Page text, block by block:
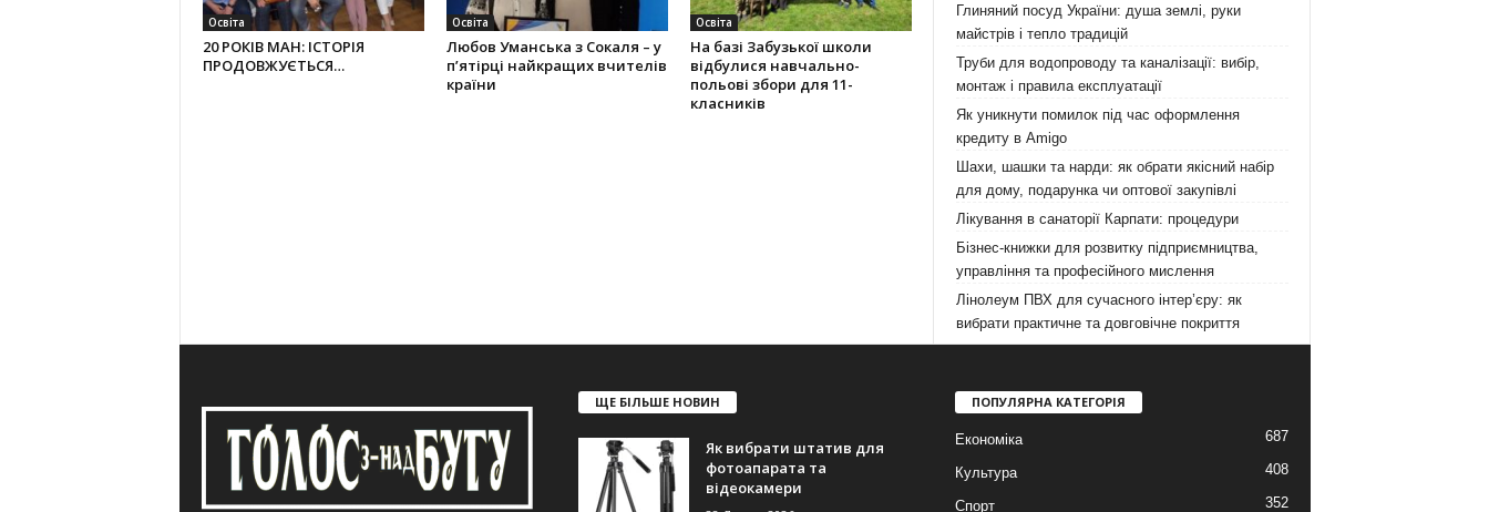
Освіта
20 РОКІВ МАН: ІСТОРІЯ
ПРОДОВЖУЄТЬСЯ…
Освіта
Любов Уман­ська з Сокаля – у
п’ятірці найкращих вчителів
країни
Освіта
На базі Забузької школи
відбулися навчально-
польові збори для 11-
класників
Глиняний посуд України: душа землі, руки
майстрів і тепло традицій
Труби для водопроводу та каналізації: вибір,
монтаж і правила експлуатації
Як уникнути помилок під час оформлення
кредиту в Amigo
Шахи, шашки та нарди: як обрати якісний набір
для дому, подарунка чи оптової закупівлі
Лікування в санаторії Карпати: процедури
Бізнес-книжки для розвитку підприємництва,
управління та професійного мислення
Лінолеум ПВХ для сучасного інтер’єру: як
вибрати практичне та довговічне покриття
ЩЕ БІЛЬШЕ НОВИН
Як вибрати штатив для
фотоапарата та
відеокамери
ПОПУЛЯРНА КАТЕГОРІЯ
Економіка 687
Культура 408
Спорт 352